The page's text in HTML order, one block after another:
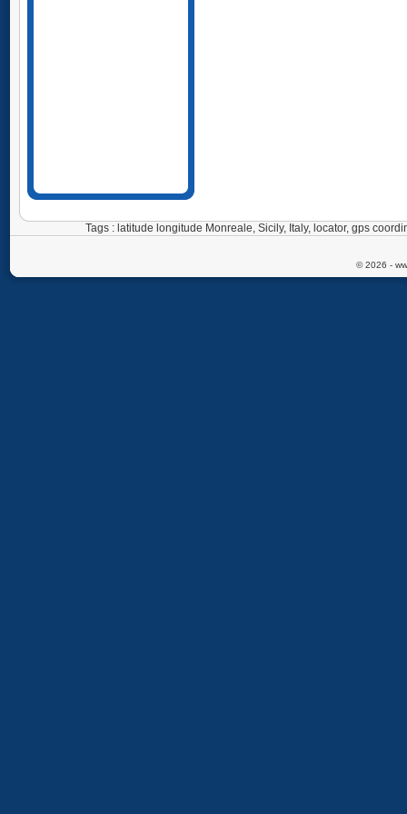
Tags : latitude longitude Monreale, Sicily, Italy, locator, gps
© 2026 -